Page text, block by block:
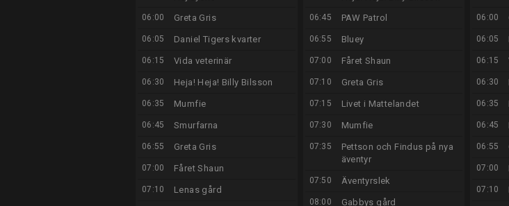
06:00 Greta Gris
06:05 Daniel Tigers kvarter
06:15 Vida veterinär
06:30 Heja! Heja! Billy Bilsson
06:35 Mumfie
06:45 Smurfarna
06:55 Greta Gris
07:00 Fåret Shaun
07:10 Lenas gård
06:45 PAW Patrol
06:55 Bluey
07:00 Fåret Shaun
07:10 Greta Gris
07:15 Livet i Mattelandet
07:30 Mumfie
07:35
Pettson och Findus på nya
äventyr
07:50 Äventyrslek
08:00 Gabbys gård
06:00
06:05
06:15
06:30
06:35
06:45
06:55
07:00
07:10